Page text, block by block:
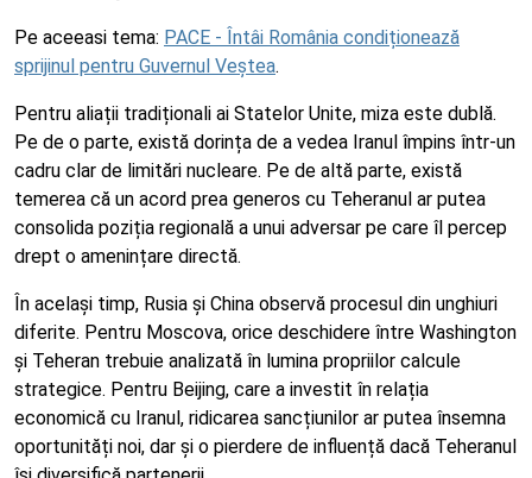
Pe aceeasi tema: PACE - Întâi România condiționează
sprijinul pentru Guvernul Veștea.
Pentru aliații tradiționali ai Statelor Unite, miza este dublă.
Pe de o parte, există dorința de a vedea Iranul împins într-un
cadru clar de limitări nucleare. Pe de altă parte, există
temerea că un acord prea generos cu Teheranul ar putea
consolida poziția regională a unui adversar pe care îl percep
drept o amenințare directă.
În același timp, Rusia și China observă procesul din unghiuri
diferite. Pentru Moscova, orice deschidere între Washington
și Teheran trebuie analizată în lumina propriilor calcule
strategice. Pentru Beijing, care a investit în relația
economică cu Iranul, ridicarea sancțiunilor ar putea însemna
oportunități noi, dar și o pierdere de influență dacă Teheranul